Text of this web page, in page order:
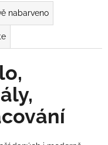
nabarveno